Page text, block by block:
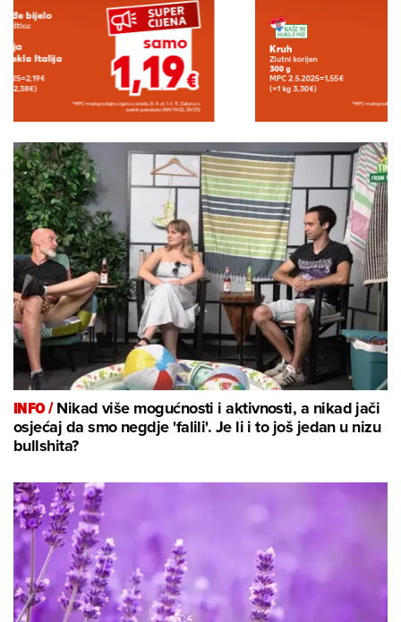
INFO /Nikad više mogućnosti i aktivnosti, a nikad jači
osjećaj da smo negdje 'falili'. Je li i to još jedan u nizu
bullshita?